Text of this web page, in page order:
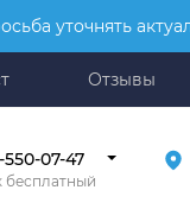
уточнять
Отзывы
07-47
бесплатный